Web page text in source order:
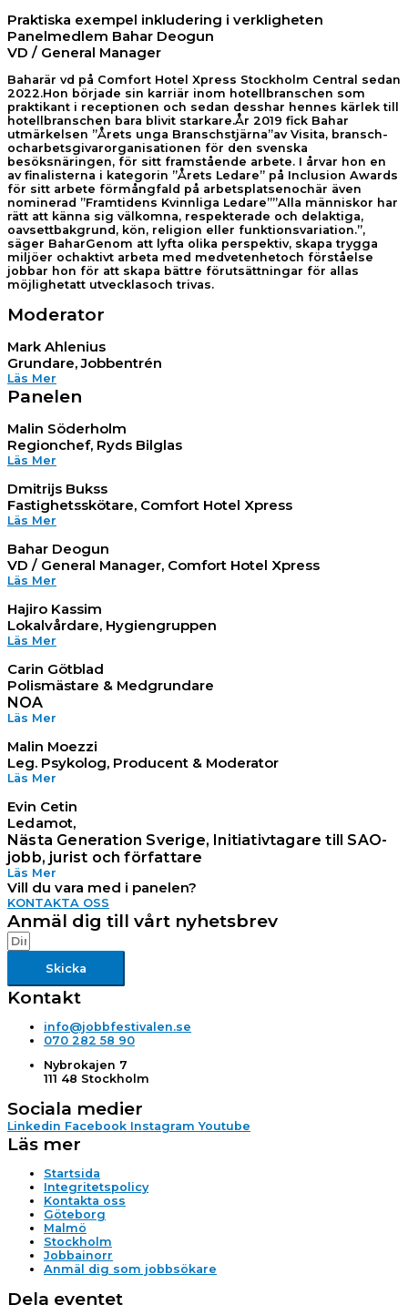
Praktiska exempel inkludering i verkligheten
Panelmedlem Bahar Deogun
VD / General Manager
Baharär vd på Comfort Hotel Xpress Stockholm Central sedan
2022.Hon började sin karriär inom hotellbranschen som
praktikant i receptionen och sedan desshar hennes kärlek till
hotellbranschen bara blivit starkare.År 2019 fick Bahar
utmärkelsen ”Årets unga Branschstjärna”av Visita, bransch-
ocharbetsgivarorganisationen för den svenska
besöksnäringen, för sitt framstående arbete. I årvar hon en
av finalisterna i kategorin ”Årets Ledare” på Inclusion Awards
för sitt arbete förmångfald på arbetsplatsenochär även
nominerad ”Framtidens Kvinnliga Ledare””Alla människor har
rätt att känna sig välkomna, respekterade och delaktiga,
oavsettbakgrund, kön, religion eller funktionsvariation.”,
säger BaharGenom att lyfta olika perspektiv, skapa trygga
miljöer ochaktivt arbeta med medvetenhetoch förståelse
jobbar hon för att skapa bättre förutsättningar för allas
möjlighetatt utvecklasoch trivas.
Moderator
Mark Ahlenius
Grundare, Jobbentrén
Läs Mer
Panelen
Malin Söderholm
Regionchef, Ryds Bilglas
Läs Mer
Dmitrijs Bukss
Fastighetsskötare, Comfort Hotel Xpress
Läs Mer
Bahar Deogun
VD / General Manager, Comfort Hotel Xpress
Läs Mer
Hajiro Kassim
Lokalvårdare, Hygiengruppen
Läs Mer
Carin Götblad
Polismästare & Medgrundare
NOA
Läs Mer
Malin Moezzi
Leg. Psykolog, Producent & Moderator
Läs Mer
Evin Cetin
Ledamot,
Nästa Generation Sverige, Initiativtagare till SAO-
jobb, jurist och författare
Läs Mer
Vill du vara med i panelen?
KONTAKTA OSS
Anmäl dig till vårt nyhetsbrev
Skicka
Kontakt
info@jobbfestivalen.se
070 282 58 90
Nybrokajen 7
111 48 Stockholm
Sociala medier
Linkedin Facebook Instagram Youtube
Läs mer
Startsida
Integritetspolicy
Kontakta oss
Göteborg
Malmö
Stockholm
Jobbainorr
Anmäl dig som jobbsökare
Dela eventet